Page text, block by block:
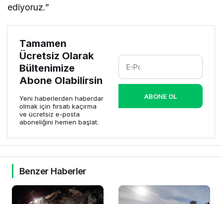
ediyoruz.”
Tamamen
Ücretsiz Olarak
Bültenimize
Abone Olabilirsin
Yeni haberlerden haberdar
olmak için fırsatı kaçırma
ve ücretsiz e-posta
aboneliğini hemen başlat.
ABONE OL
Benzer Haberler